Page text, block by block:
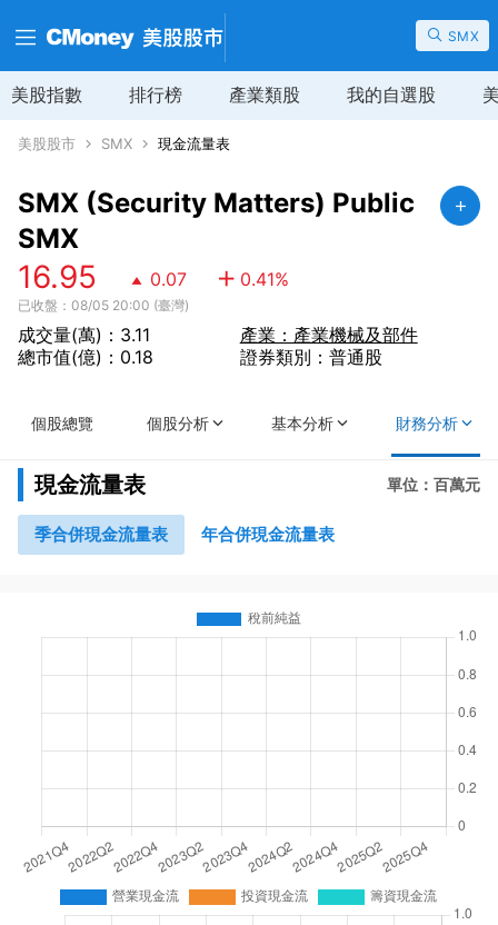
SMX
美股指數 排行榜 產業類股 我的自選股
美股股市 SMX 現金流量表
SMX (Security Matters) Public
SMX
16.95 0.07 0.41%
已收盤：08/05 20:00 (臺灣)
成交量(萬)：3.11
總市值(億)：0.18
產業：產業機械及部件
證券類別：普通股
個股總覽 個股分析 基本分析 財務分析
現金流量表 單位：百萬元
季合併現金流量表 年合併現金流量表